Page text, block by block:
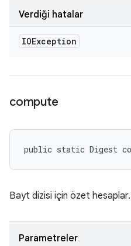
Verdiği hatalar
IOException
compute
public static Digest
Bayt dizisi için özet hesaplar.
Parametreler